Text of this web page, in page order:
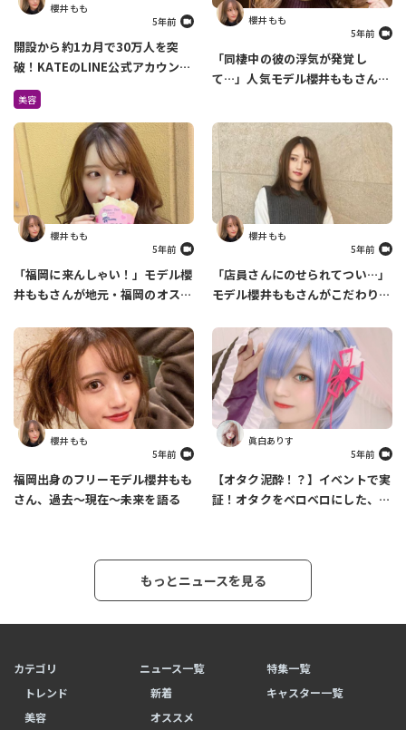
櫻井 もも
5年前
開設から約1カ月で30万人を突
破！KATEのLINE公式アカウント
でできるメイク診断がすごすぎ
る！
美容
櫻井 もも
5年前
「同棲中の彼の浮気が発覚し
て…」人気モデル櫻井ももさんが
櫻井 もも
5年前
「福岡に来んしゃい！」モデル櫻
井ももさんが地元・福岡のオスス
櫻井 もも
5年前
「店員さんにのせられてつい…」
モデル櫻井ももさんがこだわりの
櫻井 もも
5年前
福岡出身のフリーモデル櫻井もも
さん、過去～現在～未来を語る
眞白ありす
5年前
【オタク泥酔！？】イベントで実
証！オタクをベロベロにした、あ
もっとニュースを見る
カテゴリ
トレンド
美容
ニュース一覧
新着
オススメ
特集一覧
キャスター一覧